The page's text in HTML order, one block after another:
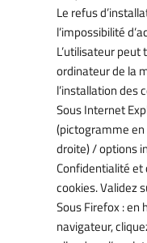
Le refus
l’impossibilité
L’utilisateur
ordinateur de la
l’installation des
Sous Internet
(pictogramme
droite) / options
Confidentialité et
cookies. Validez
Sous Firefox : en
navigateur,